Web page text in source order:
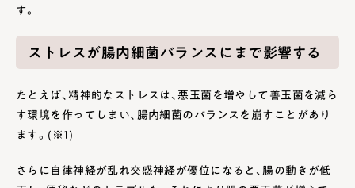
す。
ストレスが腸内細菌バランスにまで影響する
たとえば、精神的なストレスは、悪玉菌を増やして善玉菌を減ら
す環境を作ってしまい、腸内細菌のバランスを崩すことがあり
ます。(※1)
さらに自律神経が乱れ交感神経が優位になると、腸の動きが低